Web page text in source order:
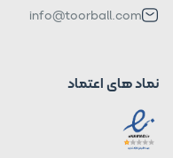
info@toorball.com
نماد های اعتماد